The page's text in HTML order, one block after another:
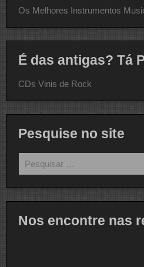
Os Melhores Instrumentos
É das antigas? Tá
CDs Vinis de Rock
Pesquise no site
por:
Nos encontre nas